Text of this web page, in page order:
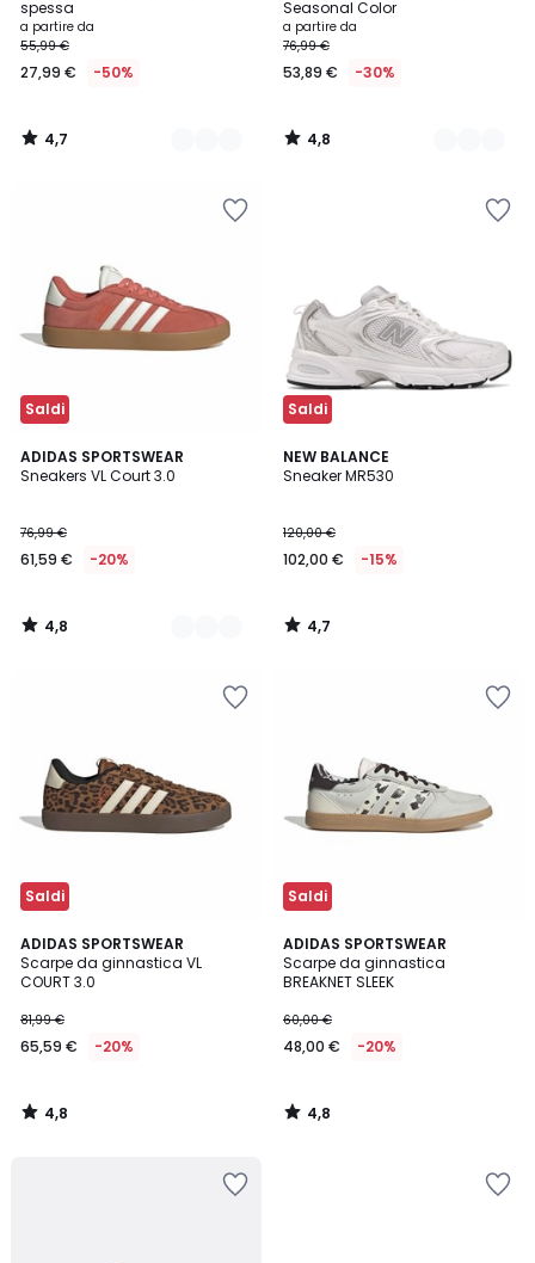
spessa
Prezzo
a
partire
27,99
€
sconto
applicato.
a partire da
55,99 €
27,99 € -50%
4,7
/
Seasonal Color
a partire da
76,99 €
53,89 € -30%
4,8
/
Saldi
ADIDAS SPORTSWEAR
Sneakers VL Court 3.0
76,99 €
61,59 € -20%
4,8
/ 5
5
Colori
4,8
/
Saldi
NEW BALANCE
Sneaker MR530
120,00 €
102,00 € -15%
4,7
/ 5
4,7
/
Saldi
ADIDAS SPORTSWEAR
Scarpe da ginnastica VL
COURT 3.0
81,99 €
65,59 € -20%
4,8
/ 5
4,8
/
Saldi
ADIDAS SPORTSWEAR
Scarpe da ginnastica
BREAKNET SLEEK
60,00 €
48,00 € -20%
4,8
/ 5
4,8
/